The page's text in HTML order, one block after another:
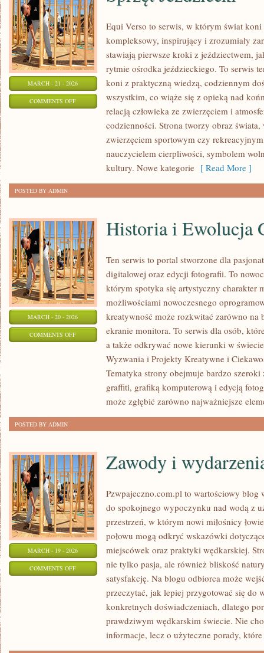
MARCH - 21 - 2026
COMMENTS OFFON
JEŹDZIECKI
Equi Verso to serwis, w którym świat
kompleksowy, inspirujący i zrozumiały
stawiają pierwsze kroki z jeździectwem,
rytmie ośrodka jeździeckiego. To serwis
koni z praktyczną wiedzą, codziennym
wszystkim, co wiąże się z opieką nad
relacją człowieka ze zwierzęciem i
codzienności. Strona tworzy obraz
zwierzęciem sportowym czy
nauczycielem cierpliwości, symbolem
kultury. Nowe kategorie [ Read More ]
POSTED BY ADMIN
MARCH - 20 - 2026
COMMENTS OFFON
Historia i Ewolucja
Ten serwis to portal stworzone dla
digitalowej oraz edycji fotografii. To
którym spotyka się artystyczny charakter
możliwościami nowoczesnego
kreatywność może rozkwitać zarówno na
ekranie monitora. To serwis dla osób,
a także odkrywać nowe kierunki w
Wyzwania i Projekty Kreatywne i
Tematyka strony obejmuje bardzo
graffiti, grafiką komputerową i edycją
może zgłębić zarówno najważniejsze
POSTED BY ADMIN
MARCH - 19 - 2026
COMMENTS OFFON
WYDARZENIA
Zawody i
Pzwpajeczno.com.pl to wartościowy blog
do spokojnego wypoczynku nad wodą z
przestrzeń, w którym nowi miłośnicy
połowu mogą odkryć wskazówki
miejscówek oraz praktyki wędkarskiej.
nie tylko pasja, ale również bliskość
satysfakcję. Na blogu odbiorca może
przeczytać, jak lepiej przygotować się do
konkretnych doświadczeniach, dlatego
prawdziwym wędkarskim świecie. Nie
informacje, lecz o użyteczne porady,